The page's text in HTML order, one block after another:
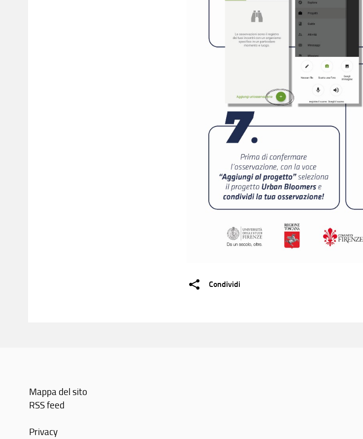
Condividi
Mappa del sito
RSS feed
Privacy